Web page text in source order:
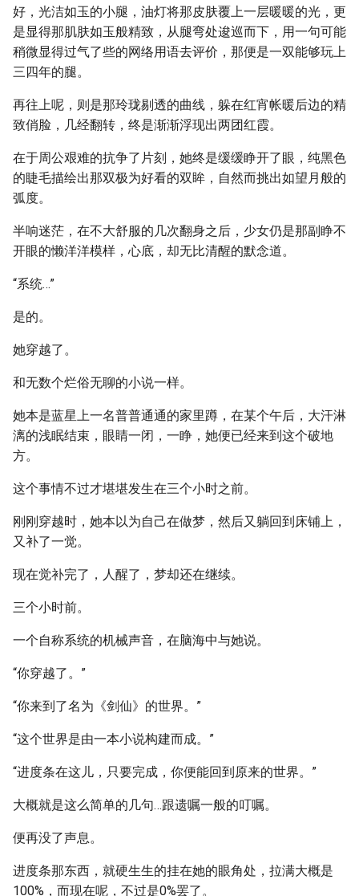
好，光洁如玉的小腿，油灯将那皮肤覆上一层暖暖的光，更
是显得那肌肤如玉般精致，从腿弯处逡巡而下，用一句可能
稍微显得过气了些的网络用语去评价，那便是一双能够玩上
三四年的腿。
再往上呢，则是那玲珑剔透的曲线，躲在红宵帐暖后边的精
致俏脸，几经翻转，终是渐渐浮现出两团红霞。
在于周公艰难的抗争了片刻，她终是缓缓睁开了眼，纯黑色
的睫毛描绘出那双极为好看的双眸，自然而挑出如望月般的
弧度。
半响迷茫，在不大舒服的几次翻身之后，少女仍是那副睁不
开眼的懒洋洋模样，心底，却无比清醒的默念道。
“系统…”
是的。
她穿越了。
和无数个烂俗无聊的小说一样。
她本是蓝星上一名普普通通的家里蹲，在某个午后，大汗淋
漓的浅眠结束，眼睛一闭，一睁，她便已经来到这个破地
方。
这个事情不过才堪堪发生在三个小时之前。
刚刚穿越时，她本以为自己在做梦，然后又躺回到床铺上，
又补了一觉。
现在觉补完了，人醒了，梦却还在继续。
三个小时前。
一个自称系统的机械声音，在脑海中与她说。
“你穿越了。”
“你来到了名为《剑仙》的世界。”
“这个世界是由一本小说构建而成。”
“进度条在这儿，只要完成，你便能回到原来的世界。”
大概就是这么简单的几句…跟遗嘱一般的叮嘱。
便再没了声息。
进度条那东西，就硬生生的挂在她的眼角处，拉满大概是
100%，而现在呢，不过是0%罢了。